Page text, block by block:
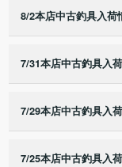
8/2本店中古釣具入荷
7/31本店中古釣具入
7/29本店中古釣具入
7/25本店中古釣具入